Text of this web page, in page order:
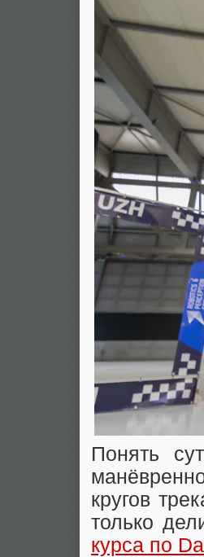
Понять
кругов
только
курса по